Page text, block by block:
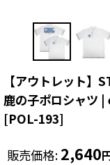
【アウトレット】
鹿の子ポロシャ
[POL-193]
販売価格: 2,640